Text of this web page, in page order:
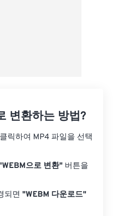
변환하는 방법?
릭하여 MP4 파일을 선택
으로 변환" 버튼을
되면 "WEBM 다운로드"